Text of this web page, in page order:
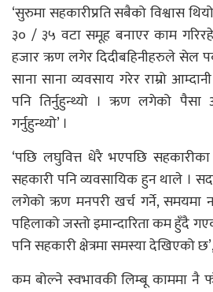
‘सुरुमा सहकारीप्रति सबैको विश्वास
३० / ३५ वटा समूह बनाएर काम
हजार ऋण लगेर दिदीबहिनीहरुले सेल
साना साना व्यवसाय गरेर राम्रो
पनि तिर्नुहुन्थ्यो । ऋण लगेको पैसा
गर्नुहुन्थ्यो’ ।
‘पछि लघुवित्त धेरै भएपछि
सहकारी पनि व्यवसायिक हुन थाले ।
लगेको ऋण मनपरी खर्च गर्ने, समयमा
पहिलाको जस्तो इमान्दारिता कम हुँदै
पनि सहकारी क्षेत्रमा समस्या देखिएको
कम बोल्ने स्वभावकी लिम्बू काममा नै